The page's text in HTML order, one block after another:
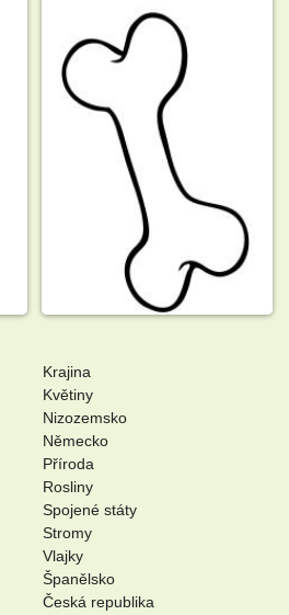
Krajina
Květiny
Nizozemsko
Německo
Příroda
Rosliny
Spojené státy
Stromy
Vlajky
Španělsko
Česká republika